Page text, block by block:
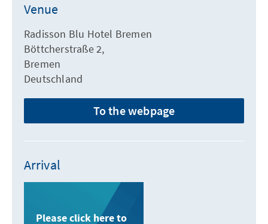
Venue
Radisson Blu Hotel Bremen
Böttcherstraße 2,
Bremen
Deutschland
To the webpage
Arrival
Please click here to